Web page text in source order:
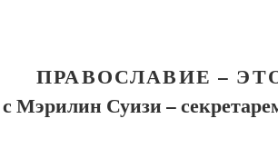
ПРАВОСЛАВИЕ –
с Мэрилин Суизи –